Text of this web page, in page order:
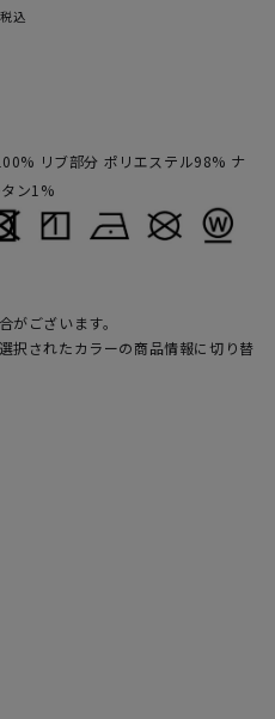
税込
リブ部分 ポリエステル98% ナ
ン1%
がございます。
択されたカラーの商品情報に切り替